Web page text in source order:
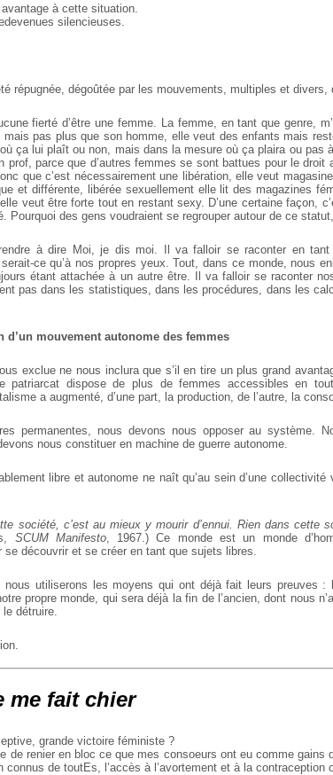
avantage à cette situation.
silencieuses.
répugnée, dégoûtée par les mouvements, multiples et divers,
fierté d’être une femme. La femme, en tant que genre,
mais pas plus que son homme, elle veut des enfants mais
ça lui plaît ou non, mais dans la mesure où ça plaira ou pas
prof, parce que d’autres femmes se sont battues pour le droit
que c’est nécessairement une libération, elle veut
et différente, libérée sexuellement elle lit des magazines
veut être forte tout en restant sexy. D’une certaine façon,
Pourquoi des gens voudraient se regrouper autour de ce
à dire Moi, je dis moi. Il va falloir se raconter en
serait-ce qu’à nos propres yeux. Tout, dans ce monde, nous
étant attachée à un autre être. Il va falloir se raconter
pas dans les statistiques, dans les procédures, dans les
d’un mouvement autonome des femmes
exclue ne nous inclura que s’il en tire un plus grand
patriarcat dispose de plus de femmes accessibles en
a augmenté, d’une part, la production, de l’autre, la
permanentes, nous devons nous opposer au système.
nous constituer en machine de guerre autonome.
libre et autonome ne naît qu’au sein d’une
société, c’est au mieux y mourir d’ennui. Rien dans cette
SCUM Manifesto, 1967.) Ce monde est un monde
se découvrir et se créer en tant que sujets libres.
nous utiliserons les moyens qui ont déjà fait leurs preuves :
propre monde, qui sera déjà la fin de l’ancien, dont nous
détruire.
me fait chier
grande victoire féministe ?
de renier en bloc ce que mes consoeurs ont eu comme gains
connus de toutEs, l’accès à l’avortement et à la contraception